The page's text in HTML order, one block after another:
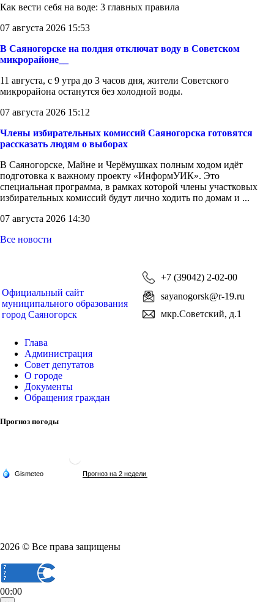
Как вести себя на воде: 3 главных правила
07 августа 2026 15:53
В Саяногорске на полдня отключат воду в Советском
микрорайоне__
11 августа, с 9 утра до 3 часов дня, жители Советского
микрорайона останутся без холодной воды.
07 августа 2026 15:12
Члены избирательных комиссий Саяногорска готовятся
рассказать людям о выборах
В Саяногорске, Майне и Черёмушках полным ходом идёт
подготовка к важному проекту «ИнформУИК». Это
специальная программа, в рамках которой члены участковых
избирательных комиссий будут лично ходить по домам и ...
07 августа 2026 14:30
Все новости
Официальный сайт
муниципального образования
город Саяногорск
+7 (39042) 2-02-00
sayanogorsk@r-19.ru
мкр.Советский, д.1
Глава
Администрация
Совет депутатов
О городе
Документы
Обращения граждан
Прогноз погоды
2026 © Все права защищены
00:00